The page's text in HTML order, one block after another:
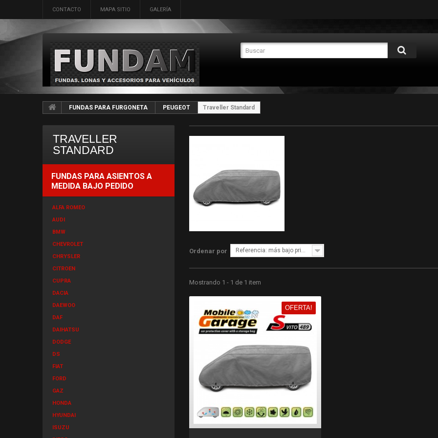
CONTACTO MAPA SITIO GALERÍA
FUNDAS PARA FURGONETA PEUGEOT Traveller Standard
TRAVELLER
STANDARD
FUNDAS PARA ASIENTOS A
MEDIDA BAJO PEDIDO
ALFA ROMEO
AUDI
BMW
CHEVROLET
CHRYSLER
CITROEN
CUPRA
DACIA
DAEWOO
DAF
DAIHATSU
DODGE
DS
FIAT
FORD
GAZ
HONDA
HYUNDAI
ISUZU
Ordenar por Referencia: más bajo primero
Mostrando 1 - 1 de 1 item
OFERTA!